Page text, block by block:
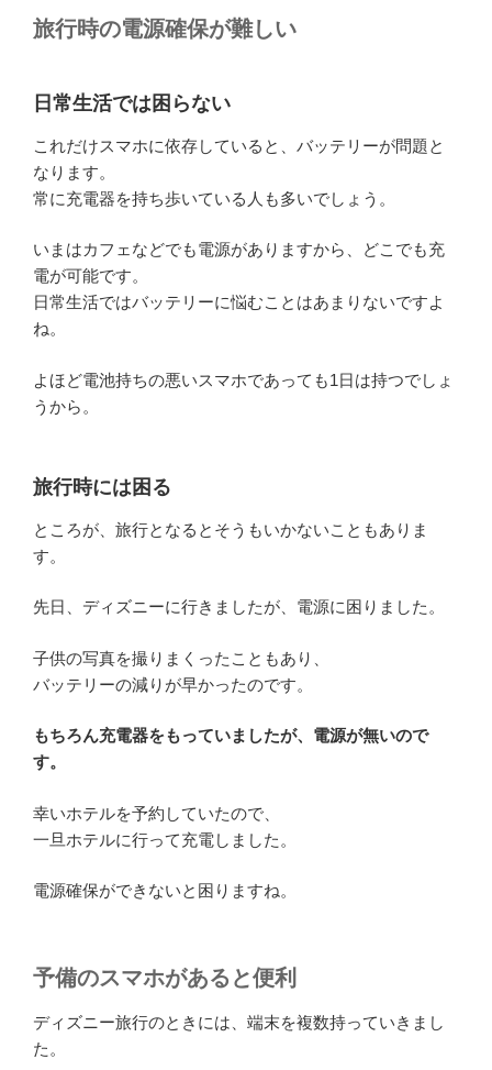
旅行時の電源確保が難しい
日常生活では困らない
これだけスマホに依存していると、バッテリーが問題と
なります。
常に充電器を持ち歩いている人も多いでしょう。
いまはカフェなどでも電源がありますから、どこでも充
電が可能です。
日常生活ではバッテリーに悩むことはあまりないですよ
ね。
よほど電池持ちの悪いスマホであっても1日は持つでしょ
うから。
旅行時には困る
ところが、旅行となるとそうもいかないこともありま
す。
先日、ディズニーに行きましたが、電源に困りました。
子供の写真を撮りまくったこともあり、
バッテリーの減りが早かったのです。
もちろん充電器をもっていましたが、電源が無いので
す。
幸いホテルを予約していたので、
一旦ホテルに行って充電しました。
電源確保ができないと困りますね。
予備のスマホがあると便利
ディズニー旅行のときには、端末を複数持っていきまし
た。